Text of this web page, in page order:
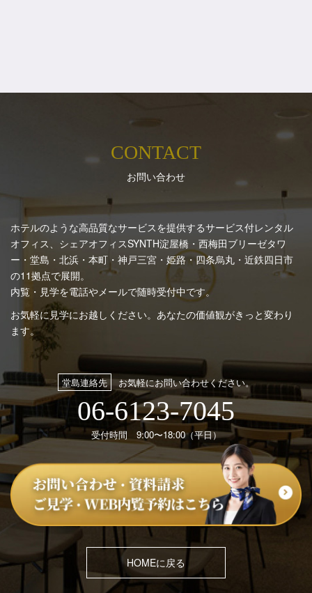
CONTACT
お問い合わせ
ホテルのような高品質なサービスを提供するサービス付レンタル
オフィス、シェアオフィスSYNTH淀屋橋・西梅田ブリーゼタワ
ー・堂島・北浜・本町・神戸三宮・姫路・四条烏丸・近鉄四日市
の11拠点で展開。
内覧・見学を電話やメールで随時受付中です。
お気軽に見学にお越しください。あなたの価値観がきっと変わり
ます。
堂島連絡先 お気軽にお問い合わせください。
06-6123-7045
受付時間 9:00〜18:00（平日）
HOMEに戻る